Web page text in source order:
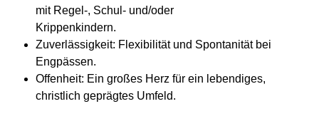
mit Regel-, Schul- und/oder
Krippenkindern.
Zuverlässigkeit: Flexibilität und Spontanität bei
Engpässen.
Offenheit: Ein großes Herz für ein lebendiges,
christlich geprägtes Umfeld.